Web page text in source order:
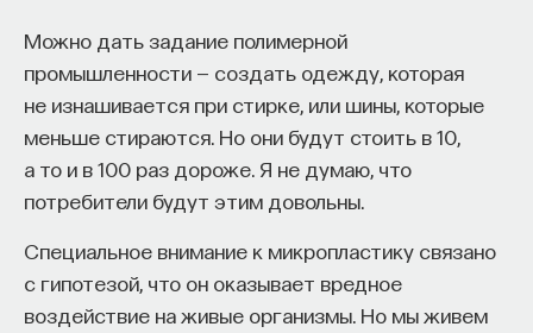
Можно дать задание полимерной
промышленности — создать одежду, которая
не изнашивается при стирке, или шины, которые
меньше стираются. Но они будут стоить в 10,
а то и в 100 раз дороже. Я не думаю, что
потребители будут этим довольны.
Специальное внимание к микропластику связано
с гипотезой, что он оказывает вредное
воздействие на живые организмы. Но мы живем
критически значимых мутаций) основные
ретровирусные белки, кодирующие оболочку,
обратную транскриптазу в ДНК и «костяк»
вирусной частицы. Но в 2016 году американские
генетики из Университета Тафтса и медицинской
школы при Мичиганском университете изучили
еще 19 интактных ретровирусных фрагментов.
Многие эндовирусы в человеческом геноме